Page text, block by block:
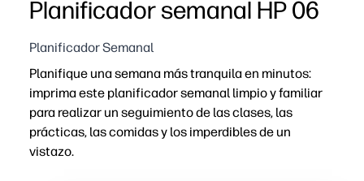
Planificador semanal HP 06
Planificador Semanal
Planifique una semana más tranquila en minutos:
imprima este planificador semanal limpio y familiar
para realizar un seguimiento de las clases, las
prácticas, las comidas y los imperdibles de un
vistazo.